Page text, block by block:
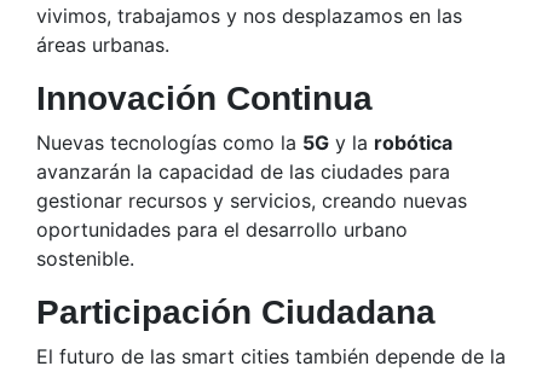
vivimos, trabajamos y nos desplazamos en las
áreas urbanas.
Innovación Continua
Nuevas tecnologías como la 5G y la robótica
avanzarán la capacidad de las ciudades para
gestionar recursos y servicios, creando nuevas
oportunidades para el desarrollo urbano
sostenible.
Participación Ciudadana
El futuro de las smart cities también depende de la